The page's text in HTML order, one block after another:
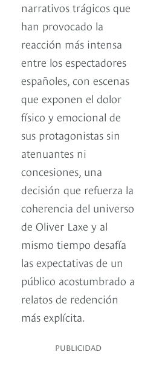
narrativos trágicos que
han provocado la
reacción más intensa
entre los espectadores
españoles, con escenas
que exponen el dolor
físico y emocional de
sus protagonistas sin
atenuantes ni
concesiones, una
decisión que refuerza la
coherencia del universo
de Oliver Laxe y al
mismo tiempo desafía
las expectativas de un
público acostumbrado a
relatos de redención
más explícita.
PUBLICIDAD